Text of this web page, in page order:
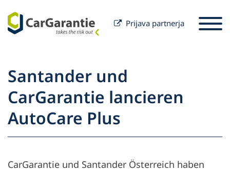
Prijava partnerja
Partner
Lastnik vozila
Servis in podpora
Partner
Lastnik vozila
Naše podjetje
Santander und
CarGarantie lancieren
AutoCare Plus
CarGarantie und Santander Österreich haben